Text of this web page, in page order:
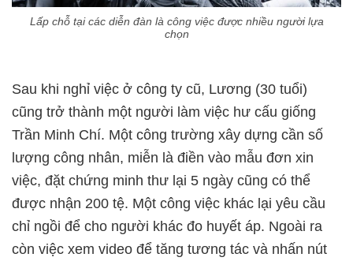
Lấp chỗ tại các diễn đàn là công việc được nhiều người lựa
chọn
Sau khi nghỉ việc ở công ty cũ, Lương (30 tuổi)
cũng trở thành một người làm việc hư cấu giống
Trần Minh Chí. Một công trường xây dựng cần số
lượng công nhân, miễn là điền vào mẫu đơn xin
việc, đặt chứng minh thư lại 5 ngày cũng có thể
được nhận 200 tệ. Một công việc khác lại yêu cầu
chỉ ngồi để cho người khác đo huyết áp. Ngoài ra
còn việc xem video để tăng tương tác và nhấn nút